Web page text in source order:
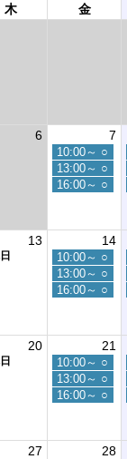
木 金
6 7
10:00～ ○
13:00～ ○
16:00～ ○
13 14
10:00～ ○
13:00～ ○
16:00～ ○
20 21
10:00～ ○
13:00～ ○
16:00～ ○
27 28